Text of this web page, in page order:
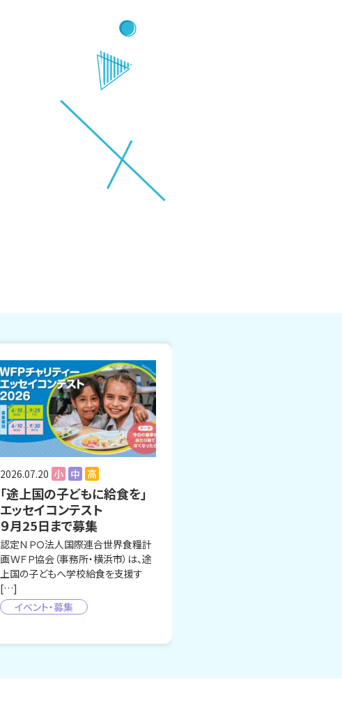
2026.07.20 小 中 高
「途上国の子どもに給食を」
エッセイコンテスト
９月25日まで募集
認定ＮＰＯ法人国際連合世界食糧計
画ＷＦＰ協会（事務所・横浜市）は、途
上国の子どもへ学校給食を支援す
[…]
イベント・募集